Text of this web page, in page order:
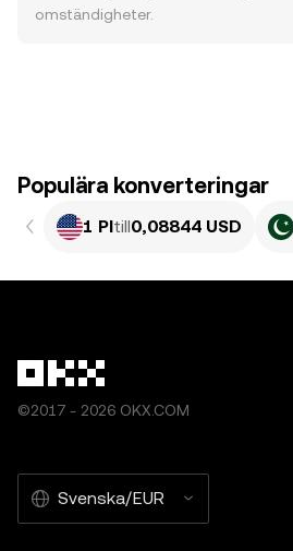
omständigheter.
Populära konverteringar
1 PItill0,08844 USD
©2017 - 2026 OKX.COM
Svenska/EUR